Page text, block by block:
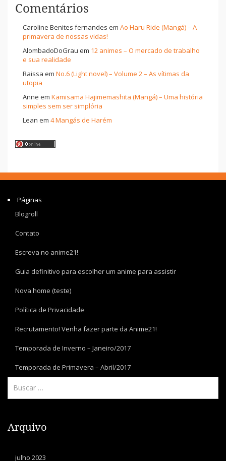
Comentários
Caroline Benites fernandes em Ao Haru Ride (Mangá) – A
primavera de nossas vidas!
AlombadoDoGrau em 12 animes – O mercado de trabalho
e sua realidade
Raissa em No.6 (Light novel) – Volume 2 – As vítimas da
utopia
Anne em Kamisama Hajimemashita (Mangá) – Uma história
simples sem ser simplória
Lean em 4 Mangás de Harém
Páginas
Blogroll
Contato
Escreva no anime21!
Guia definitivo para escolher um anime para assistir
Nova home (teste)
Política de Privacidade
Recrutamento! Venha fazer parte da Anime21!
Temporada de Inverno – Janeiro/2017
Temporada de Primavera – Abril/2017
Arquivo
julho 2023